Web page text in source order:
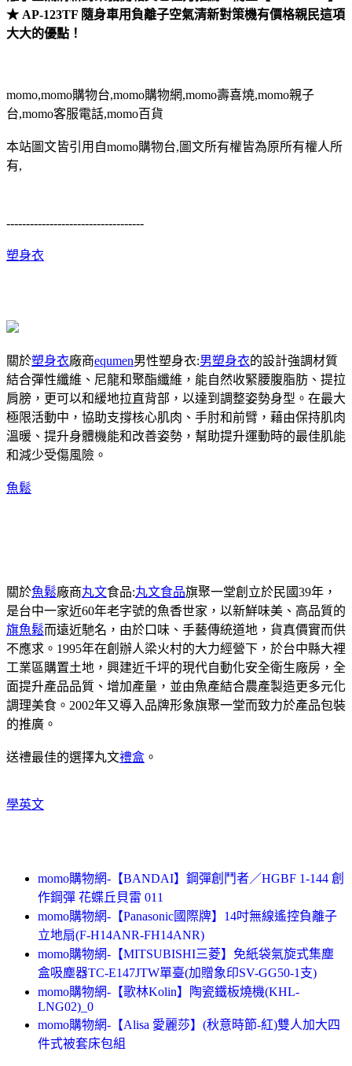
★ AP-123TF 隨身車用負離子空氣清新對策機有價格親民這項
大大的優點！
momo,momo購物台,momo購物網,momo壽喜燒,momo親子
台,momo客服電話,momo百貨
本站圖文皆引用自momo購物台,圖文所有權皆為原所有權人所
有,
-----------------------------------
塑身衣
關於塑身衣廠商equmen男性塑身衣:男塑身衣的設計強調材質
結合彈性纖維、尼龍和聚酯纖維，能自然收緊腰腹脂肪、提拉
肩膀，更可以和緩地拉直背部，以達到調整姿勢身型。在最大
極限活動中，協助支撐核心肌肉、手肘和前臂，藉由保持肌肉
溫暖、提升身體機能和改善姿勢，幫助提升運動時的最佳肌能
和減少受傷風險。
魚鬆
關於魚鬆廠商丸文食品:丸文食品旗聚一堂創立於民國39年，
是台中一家近60年老字號的魚香世家，以新鮮味美、高品質的
旗魚鬆而遠近馳名，由於口味、手藝傳統道地，貨真價實而供
不應求。1995年在創辦人梁火村的大力經營下，於台中縣大裡
工業區購置土地，興建近千坪的現代自動化安全衛生廠房，全
面提升產品品質、增加產量，並由魚產結合農產製造更多元化
調理美食。2002年又導入品牌形象旗聚一堂而致力於產品包裝
的推廣。
送禮最佳的選擇丸文禮盒 。
學英文
momo購物網-【BANDAI】鋼彈創鬥者／HGBF 1-144 創
作鋼彈 花蝶丘貝雷 011
momo購物網-【Panasonic國際牌】14吋無線遙控負離子
立地扇(F-H14ANR-FH14ANR)
momo購物網-【MITSUBISHI三菱】免紙袋氣旋式集塵
盒吸塵器TC-E147JTW單臺(加贈象印SV-GG50-1支)
momo購物網-【歌林Kolin】陶瓷鐵板燒機(KHL-
LNG02)_0
momo購物網-【Alisa 愛麗莎】(秋意時節-紅)雙人加大四
件式被套床包組